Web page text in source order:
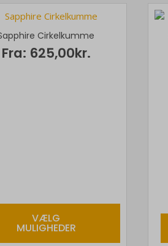
Cirkelkumme
Fra: 625,00kr.
VÆLG
MULIGHEDER